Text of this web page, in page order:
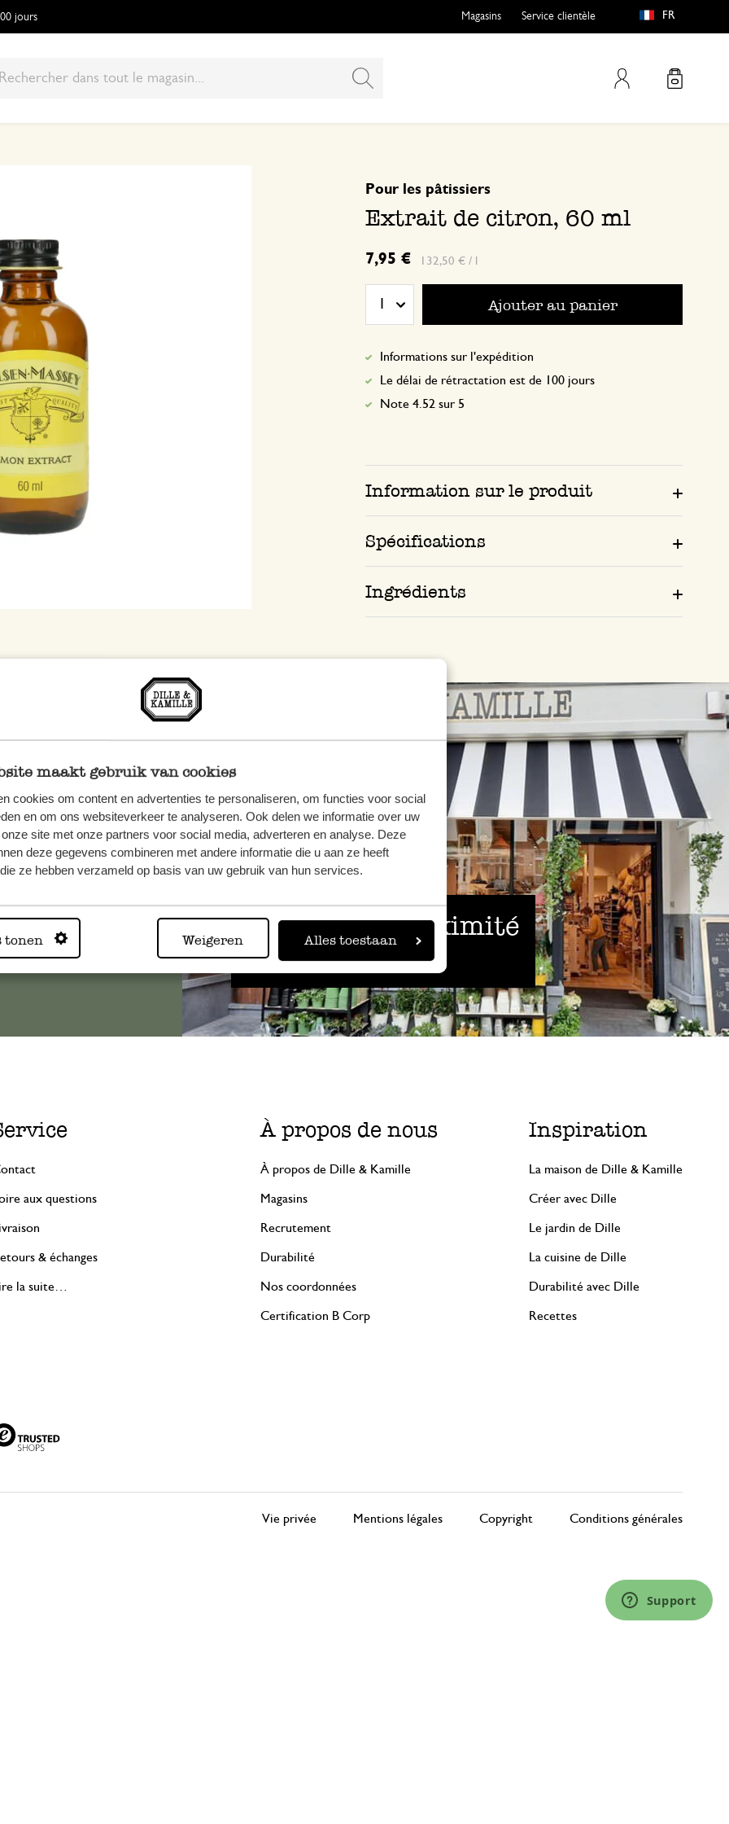
maakt gebruik van cookies
cookies om content en advertenties te personaliseren, om functies voor social
en om ons websiteverkeer te analyseren. Ook delen we informatie over uw
site met onze partners voor social media, adverteren en analyse. Deze
deze gegevens combineren met andere informatie die u aan ze heeft
ze hebben verzameld op basis van uw gebruik van hun services.
tonen Weigeren Alles toestaan
jours
Mon compte
Magasins Service clientèle FR
Extrait de citron, 60 ml
Pour les pâtissiers
7,95 € 132,50 € / l
Ajouter au panier
Informations sur l'expédition
Le délai de rétractation est de 100 jours
Note 4.52 sur 5
Information sur le produit
Spécifications
Ingrédients
Toujours à proximité
Voir les 62 magasins
veuillez
aux questions
& échanges
la suite…
À propos de nous
À propos de Dille & Kamille
Magasins
Recrutement
Durabilité
Nos coordonnées
Certification B Corp
Inspiration
La maison de Dille & Kamille
Créer avec Dille
Le jardin de Dille
La cuisine de Dille
Durabilité avec Dille
Recettes
Vie privée Mentions légales Copyright Conditions générales
Support